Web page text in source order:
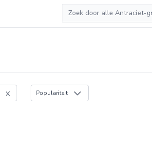
Zoeken
Populariteit